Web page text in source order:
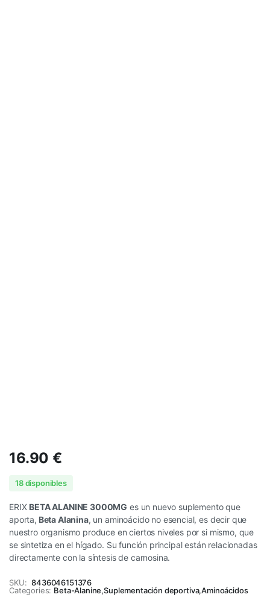
16.90€
18 disponibles
ERIX BETA ALANINE 3000MG es un nuevo suplemento que
aporta, Beta Alanina, un aminoácido no esencial, es decir que
nuestro organismo produce en ciertos niveles por si mismo, que
se sintetiza en el hígado. Su función principal están relacionadas
directamente con la síntesis de carnosina.
SKU: 8436046151376
Categories: Beta-Alanine,Suplementación deportiva,Aminoácidos